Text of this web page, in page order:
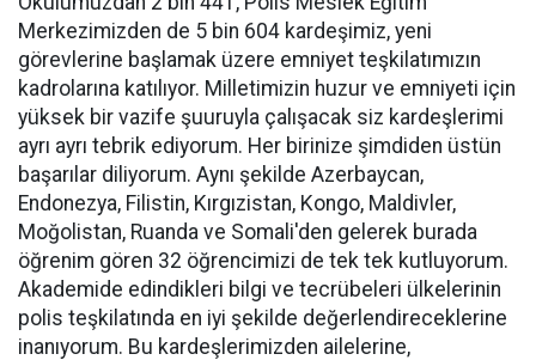
Merkezimizden de 5 bin 604 kardeşimiz, yeni
görevlerine başlamak üzere emniyet teşkilatımızın
kadrolarına katılıyor. Milletimizin huzur ve emniyeti için
yüksek bir vazife şuuruyla çalışacak siz kardeşlerimi
ayrı ayrı tebrik ediyorum. Her birinize şimdiden üstün
başarılar diliyorum. Aynı şekilde Azerbaycan,
Endonezya, Filistin, Kırgızistan, Kongo, Maldivler,
Moğolistan, Ruanda ve Somali'den gelerek burada
öğrenim gören 32 öğrencimizi de tek tek kutluyorum.
Akademide edindikleri bilgi ve tecrübeleri ülkelerinin
polis teşkilatında en iyi şekilde değerlendireceklerine
inanıyorum. Bu kardeşlerimizden ailelerine,